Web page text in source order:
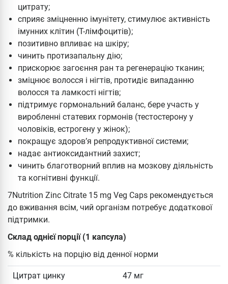
цитрату;
сприяє зміцненню імунітету, стимулює активність
імунних клітин (Т-лімфоцитів);
позитивно впливає на шкіру;
чинить протизапальну дію;
прискорює загоєння ран та регенерацію тканин;
зміцнює волосся і нігтів, протидіє випаданню
волосся та ламкості нігтів;
підтримує гормональний баланс, бере участь у
виробленні статевих гормонів (тестостерону у
чоловіків, естрогену у жінок);
покращує здоров’я репродуктивної системи;
надає антиоксидантний захист;
чинить благотворний вплив на мозкову діяльність
та когнітивні функції.
7Nutrition Zinc Citrate 15 mg Veg Caps рекомендується
до вживання всім, чий організм потребує додаткової
підтримки.
Склад однієї порції (1 капсула)
% кількість на порцію від денної норми
Цитрат цинку 47 мг